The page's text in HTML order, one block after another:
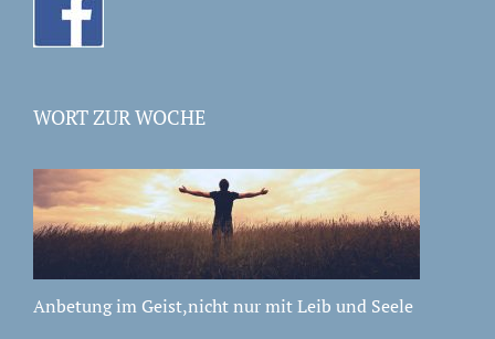
WORT ZUR WOCHE
Anbetung im Geist,nicht nur mit Leib und Seele